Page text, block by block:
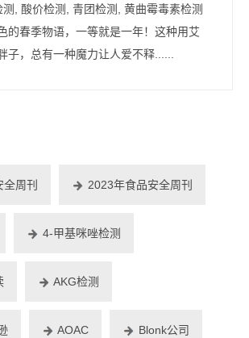
, 酸价检测, 青团检测, 黄曲霉毒素检测
的春季物语，一等就是一年！这种用艾
子，总有一种魔力让人爱不释......
周刊 2023年食品安全周刊
4-甲基咪唑检测
AKG检测
AOAC Blonk公司